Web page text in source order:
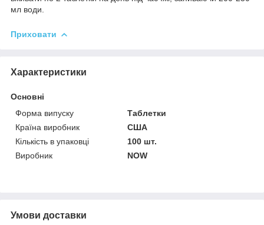
мл води.
Приховати
Характеристики
Основні
Форма випуску
Таблетки
Країна виробник
США
Кількість в упаковці
100 шт.
Виробник
NOW
Умови доставки